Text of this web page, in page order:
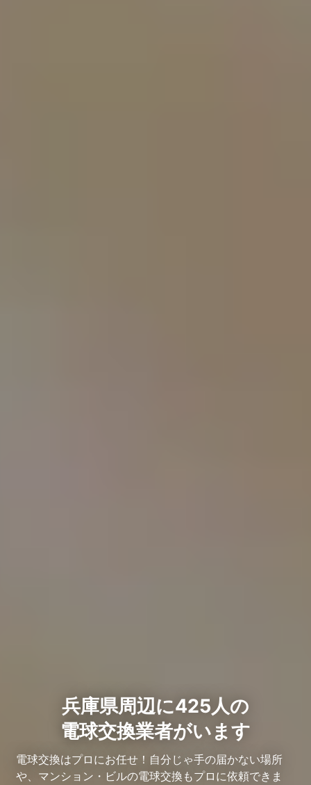
兵庫県周辺に425人の
電球交換業者がいます
電球交換はプロにお任せ！自分じゃ手の届かない場所
や、マンション・ビルの電球交換もプロに依頼できま